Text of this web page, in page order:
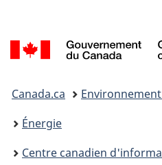
la
switcher
êtes
Canada.ca
Énergie
Centre canadien